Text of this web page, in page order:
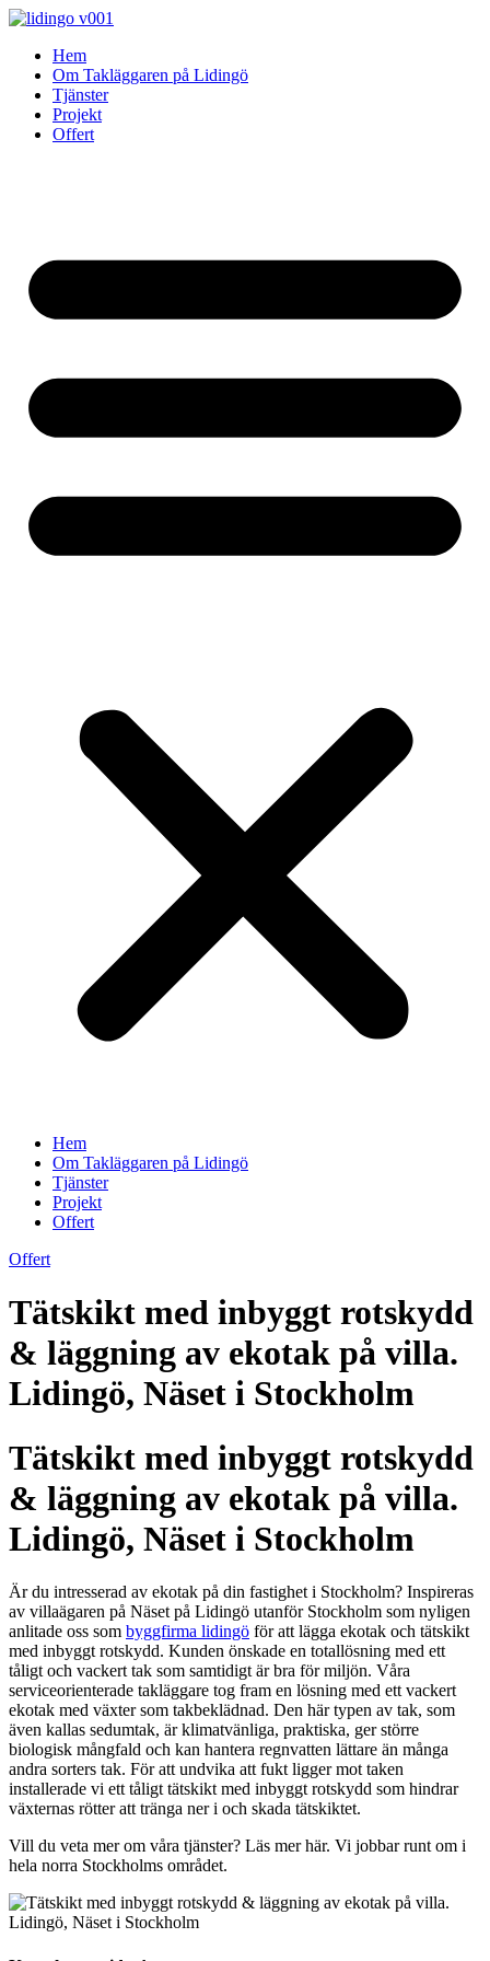
Skip
contentHem
Om Takläggaren på Lidingö
Tjänster
Projekt
Offert
Hem
Om Takläggaren på Lidingö
Tjänster
Projekt
Offert
Offert
Tätskikt med inbyggt rotskydd
& läggning av ekotak på villa.
Lidingö, Näset i Stockholm
Tätskikt med inbyggt rotskydd
& läggning av ekotak på villa.
Lidingö, Näset i Stockholm
Är du intresserad av ekotak på din fastighet i Stockholm? Inspireras
av villaägaren på Näset på Lidingö utanför Stockholm som nyligen
anlitade oss som byggfirma lidingö för att lägga ekotak och tätskikt
med inbyggt rotskydd. Kunden önskade en totallösning med ett
tåligt och vackert tak som samtidigt är bra för miljön. Våra
serviceorienterade takläggare tog fram en lösning med ett vackert
ekotak med växter som takbeklädnad. Den här typen av tak, som
även kallas sedumtak, är klimatvänliga, praktiska, ger större
biologisk mångfald och kan hantera regnvatten lättare än många
andra sorters tak. För att undvika att fukt ligger mot taken
installerade vi ett tåligt tätskikt med inbyggt rotskydd som hindrar
växternas rötter att tränga ner i och skada tätskiktet.
Vill du veta mer om våra tjänster? Läs mer här. Vi jobbar runt om i
hela norra Stockholms området.